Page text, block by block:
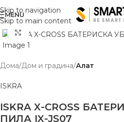
Skip to navigation
Skip to main content
MENU
Click to enlarge
Дома Дом и градина Алат
ISKRA
ISKRA X-CROSS
ПИЛА IX-JS07